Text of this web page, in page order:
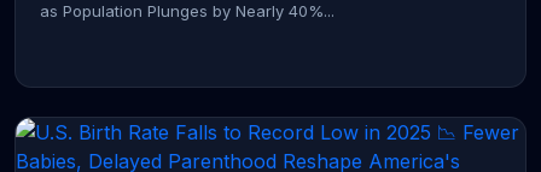
as Population Plunges by Nearly 40%...